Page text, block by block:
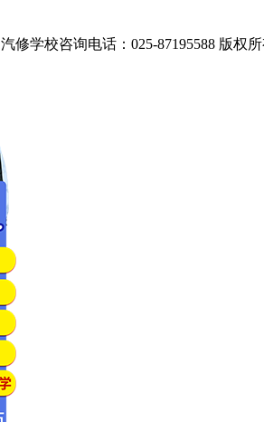
汽修学校咨询电话：025-87195588 版权